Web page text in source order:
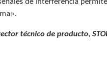
de interferencia
técnico de producto,